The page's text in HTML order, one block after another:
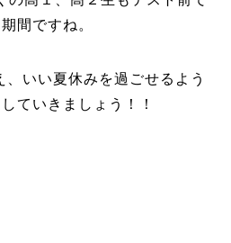
間ですね。
いい夏休みを過ごせるよう
ていきましょう！！